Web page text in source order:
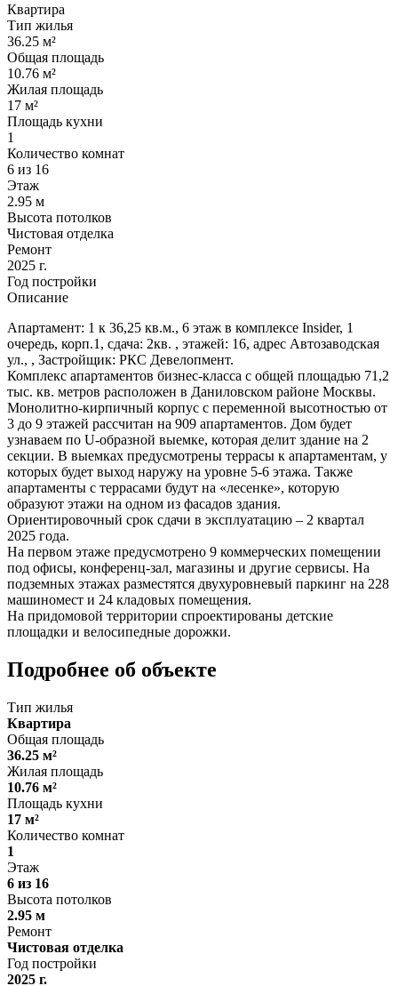
Квартира
Тип жилья
36.25 м²
Общая площадь
10.76 м²
Жилая площадь
17 м²
Площадь кухни
1
Количество комнат
6 из 16
Этаж
2.95 м
Высота потолков
Чистовая отделка
Ремонт
2025 г.
Год постройки
Описание
Апартамент: 1 к 36,25 кв.м., 6 этаж в комплексе Insider, 1
очередь, корп.1, сдача: 2кв. , этажей: 16, адрес Автозаводская
ул., , Застройщик: РКС Девелопмент.
Комплекс апартаментов бизнес-класса с общей площадью 71,2
тыс. кв. метров расположен в Даниловском районе Москвы.
Монолитно-кирпичный корпус с переменной высотностью от
3 до 9 этажей рассчитан на 909 апартаментов. Дом будет
узнаваем по U-образной выемке, которая делит здание на 2
секции. В выемках предусмотрены террасы к апартаментам, у
которых будет выход наружу на уровне 5-6 этажа. Также
апартаменты с террасами будут на «лесенке», которую
образуют этажи на одном из фасадов здания.
Ориентировочный срок сдачи в эксплуатацию ‒ 2 квартал
2025 года.
На первом этаже предусмотрено 9 коммерческих помещении
под офисы, конференц-зал, магазины и другие сервисы. На
подземных этажах разместятся двухуровневый паркинг на 228
машиномест и 24 кладовых помещения.
На придомовой территории спроектированы детские
площадки и велосипедные дорожки.
Подробнее об объекте
Тип жилья
Квартира
Общая площадь
36.25 м²
Жилая площадь
10.76 м²
Площадь кухни
17 м²
Количество комнат
1
Этаж
6 из 16
Высота потолков
2.95 м
Ремонт
Чистовая отделка
Год постройки
2025 г.